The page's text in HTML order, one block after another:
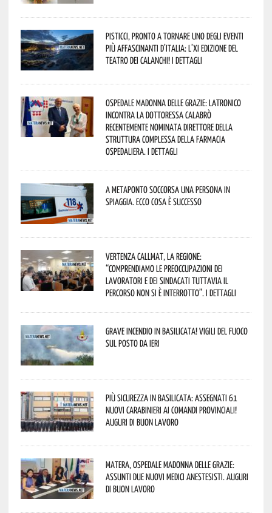
Pisticci, pronto a tornare uno degli eventi
più affascinanti d’Italia: l’XI edizione del
Teatro dei Calanchi! I dettagli
Ospedale Madonna delle Grazie: Latronico
incontra la dottoressa Calabrò
recentemente nominata Direttore della
Struttura Complessa della Farmacia
Ospedaliera. I dettagli
A Metaponto soccorsa una persona in
spiaggia. Ecco cosa è successo
Vertenza CallMat, la Regione:
“comprendiamo le preoccupazioni dei
lavoratori e dei sindacati tuttavia il
percorso non si è interrotto”. I dettagli
Grave incendio in Basilicata! Vigili del fuoco
sul posto da ieri
Più sicurezza in Basilicata: assegnati 61
nuovi Carabinieri ai Comandi provinciali!
Auguri di buon lavoro
Matera, Ospedale Madonna delle Grazie:
assunti due nuovi medici anestesisti. Auguri
di buon lavoro